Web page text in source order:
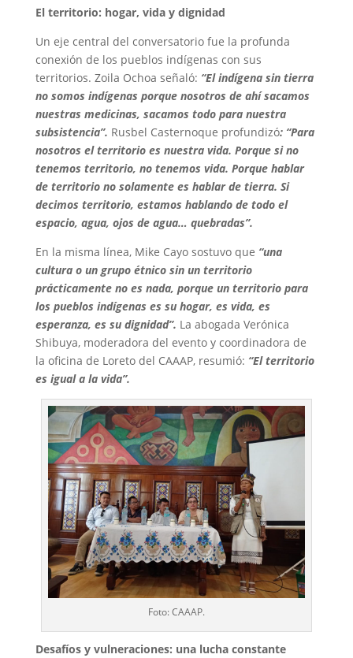
El territorio: hogar, vida y dignidad
Un eje central del conversatorio fue la profunda
conexión de los pueblos indígenas con sus
territorios. Zoila Ochoa señaló: “El indígena sin tierra
no somos indígenas porque nosotros de ahí sacamos
nuestras medicinas, sacamos todo para nuestra
subsistencia”. Rusbel Casternoque profundizó: “Para
nosotros el territorio es nuestra vida. Porque si no
tenemos territorio, no tenemos vida. Porque hablar
de territorio no solamente es hablar de tierra. Si
decimos territorio, estamos hablando de todo el
espacio, agua, ojos de agua… quebradas”.
En la misma línea, Mike Cayo sostuvo que “una
cultura o un grupo étnico sin un territorio
prácticamente no es nada, porque un territorio para
los pueblos indígenas es su hogar, es vida, es
esperanza, es su dignidad”. La abogada Verónica
Shibuya, moderadora del evento y coordinadora de
la oficina de Loreto del CAAAP, resumió: “El territorio
es igual a la vida”.
Foto: CAAAP.
Desafíos y vulneraciones: una lucha constante